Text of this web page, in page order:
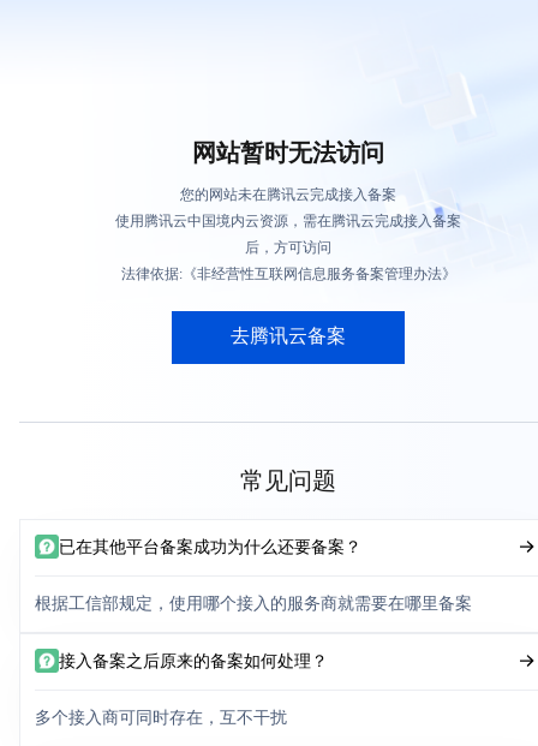
网站暂时无法访问
您的网站未在腾讯云完成接入备案
使用腾讯云中国境内云资源，需在腾讯云完成接入备案
后，方可访问
法律依据:《非经营性互联网信息服务备案管理办法》
去腾讯云备案
常见问题
已在其他平台备案成功为什么还要备案？
根据工信部规定，使用哪个接入的服务商就需要在哪里备案
接入备案之后原来的备案如何处理？
多个接入商可同时存在，互不干扰